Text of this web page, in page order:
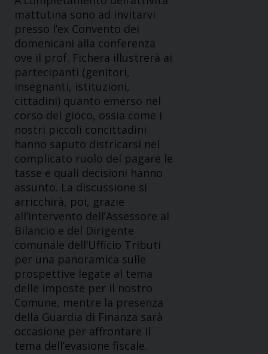
mattutina sono ad invitarvi
presso l’ex Convento dei
domenicani alla conferenza
ove il prof. Fichera illustrerà ai
partecipanti (genitori,
insegnanti, istituzioni,
cittadini) quanto emerso nel
corso del gioco, ossia come i
nostri piccoli concittadini
hanno saputo districarsi nel
complicato ruolo del pagare le
tasse e quali decisioni hanno
assunto. La discussione si
arricchirà, poi, grazie
all’intervento dell’Assessore al
Bilancio e del Dirigente
comunale dell’Ufficio Tributi
per una panoramica sulle
prospettive legate al tema
delle imposte per il nostro
Comune, mentre la presenza
della Guardia di Finanza sarà
occasione per affrontare il
tema dell’evasione fiscale.